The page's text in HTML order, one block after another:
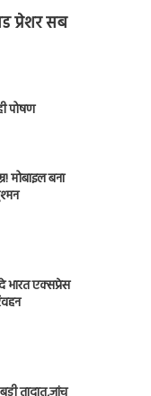
प्रेशर सब
पोषण
मोबाइल बना
भारत एक्सप्रेस